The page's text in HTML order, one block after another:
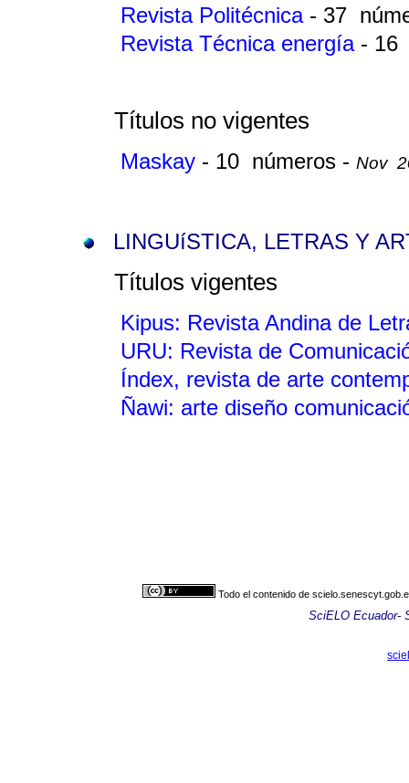
Revista Politécnica - 37
Revista Técnica energía - 16
Títulos no vigentes
Maskay - 10 números - Nov
LINGUíSTICA, LETRAS Y
Títulos vigentes
Kipus: Revista Andina de
URU: Revista de
Índex, revista de arte
Ñawi: arte diseño
Todo el contenido de
SciELO Ecuador-